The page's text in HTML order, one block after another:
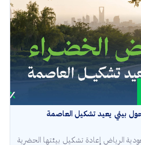
بيئي يعيد تشكيل العاصمة
الرياض إعادة تشكيل بيئتها الحضرية